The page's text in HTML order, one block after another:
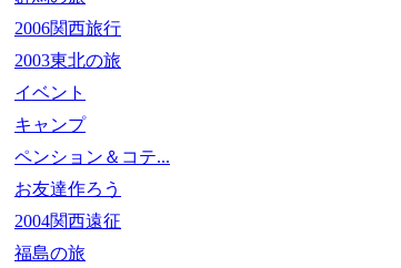
2006関西旅行
2003東北の旅
イベント
キャンプ
ペンション＆コテ...
お友達作ろう
2004関西遠征
福島の旅